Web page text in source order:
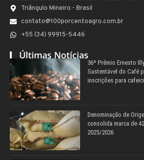
Triângulo Mineiro - Brasil
contato@100porcentoagro.com.br
+55 (34) 99915-5446
Últimas Notícias
36º Prêmio Ernesto
Sustentável do Café
inscrições para
Denominação de
consolida marca de
2025/2026